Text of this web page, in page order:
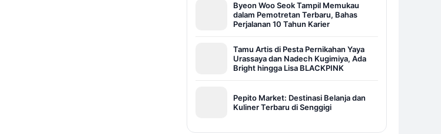
Byeon Woo Seok Tampil Memukau
dalam Pemotretan Terbaru, Bahas
Perjalanan 10 Tahun Karier
Tamu Artis di Pesta Pernikahan Yaya
Urassaya dan Nadech Kugimiya, Ada
Bright hingga Lisa BLACKPINK
Pepito Market: Destinasi Belanja dan
Kuliner Terbaru di Senggigi